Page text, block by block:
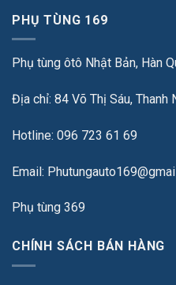
PHỤ TÙNG 169
Phụ tùng ôtô Nhật Bản, Hàn
Địa chỉ: 84 Võ Thị Sáu, Thanh
Hotline: 096 723 61 69
Email:
Phụ tùng 369
CHÍNH SÁCH BÁN HÀNG